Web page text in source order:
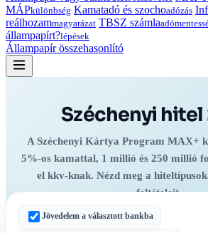
MÁPkülönbség Kamatadó és szochoadózás
reálhozammagyarázat TBSZ számla
állampapírt?lépések
Állampapír összehasonlító
Széchenyi
A Széchenyi Kártya Program MAX+
5%-os kamattal, 1 millió és 250 millió
el kkv-knak. Nézd meg a
feltételeit.
Jövedelem a választott bankba